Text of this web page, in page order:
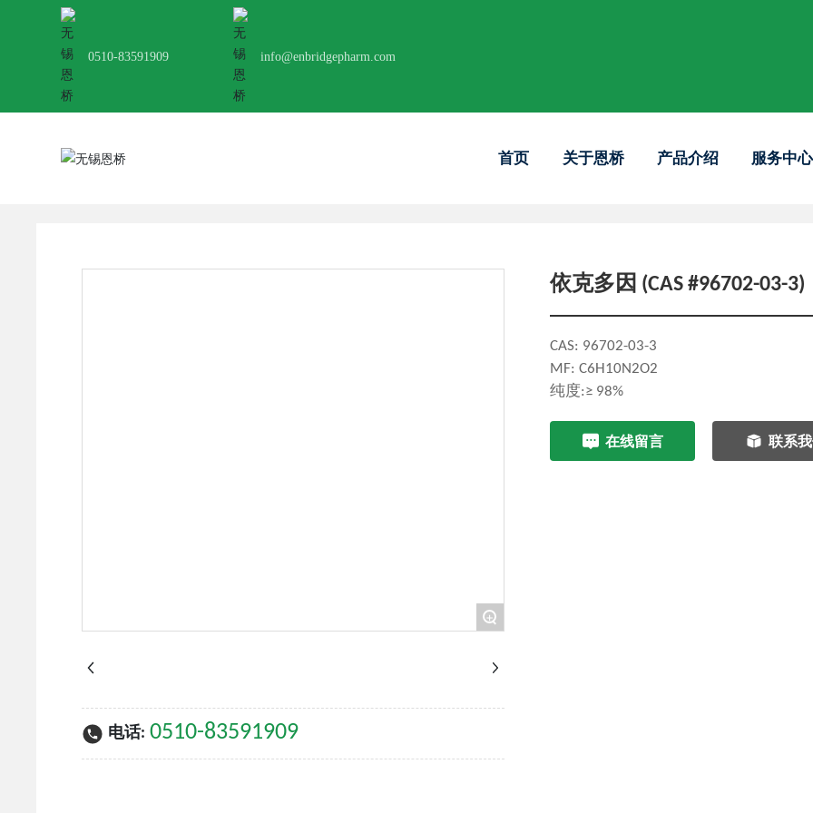
0510-83591909 info@enbridgepharm.com
首页 关于恩桥 产品介绍 服务中心
首页
+
电话: 0510-83591909
依克多因 (CAS #96702-03-3)
CAS: 96702-03-3
MF: C6H10N2O2
纯度:≥ 98%
在线留言 联系